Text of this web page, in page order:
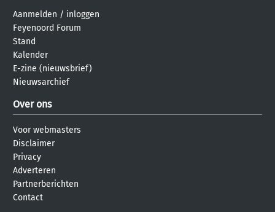
Aanmelden / inloggen
Feyenoord Forum
Stand
Kalender
E-zine (nieuwsbrief)
Nieuwsarchief
Over ons
Voor webmasters
Disclaimer
Privacy
Adverteren
Partnerberichten
Contact